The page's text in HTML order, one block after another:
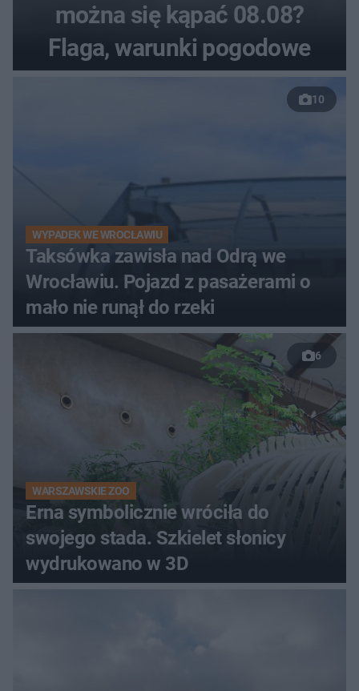
można się kąpać 08.08?
Flaga, warunki pogodowe
10
WYPADEK WE WROCŁAWIU
Taksówka zawisła nad Odrą we
Wrocławiu. Pojazd z pasażerami o
mało nie runął do rzeki
6
WARSZAWSKIE ZOO
Erna symbolicznie wróciła do
swojego stada. Szkielet słonicy
wydrukowano w 3D